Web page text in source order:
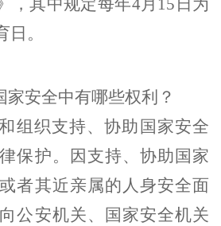
，其中规定每年4月15日为
。
家安全中有哪些权利？
组织支持、协助国家安全
保护。因支持、协助国家
者其近亲属的人身安全面
公安机关、国家安全机关